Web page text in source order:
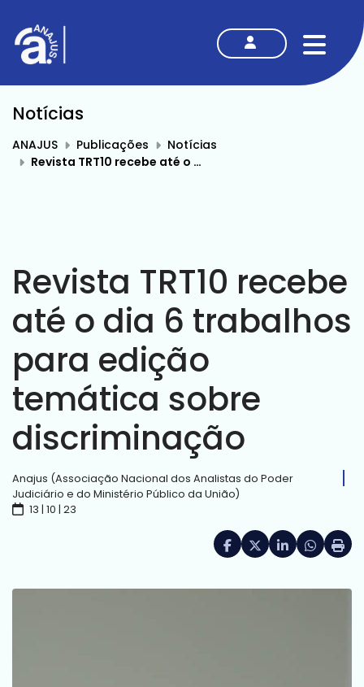
MENU
Notícias
ANAJUS Publicações
Notícias
Revista TRT10 recebe até o dia 6 trabalhos para edição temática sobre discriminação
Revista TRT10 recebe
até o dia 6 trabalhos
para edição
temática sobre
discriminação
Anajus (Associação Nacional dos Analistas do Poder
Judiciário e do Ministério Público da União)
13 | 10 | 23